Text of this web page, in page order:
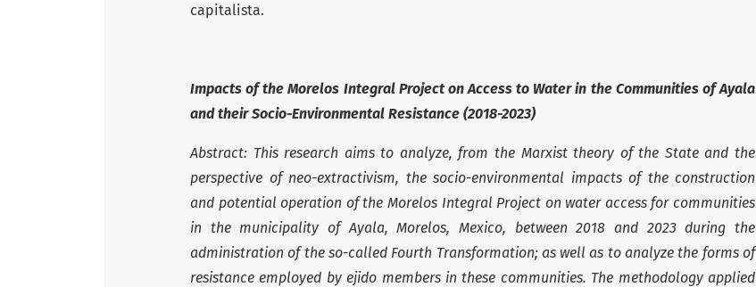
capitalista.
Impacts of the Morelos Integral Project on Access to Water in the Communities of Ayala
and their Socio-Environmental Resistance (2018-2023)
Abstract: This research aims to analyze, from the Marxist theory of the State and the
perspective of neo-extractivism, the socio-environmental impacts of the construction
and potential operation of the Morelos Integral Project on water access for communities
in the municipality of Ayala, Morelos, Mexico, between 2018 and 2023 during the
administration of the so-called Fourth Transformation; as well as to analyze the forms of
resistance employed by ejido members in these communities. The methodology applied